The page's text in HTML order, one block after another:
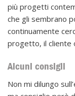
più progetti
che gli sembrano
continuamente
progetto, il cliente
Alcuni consigli
Non mi dilungo